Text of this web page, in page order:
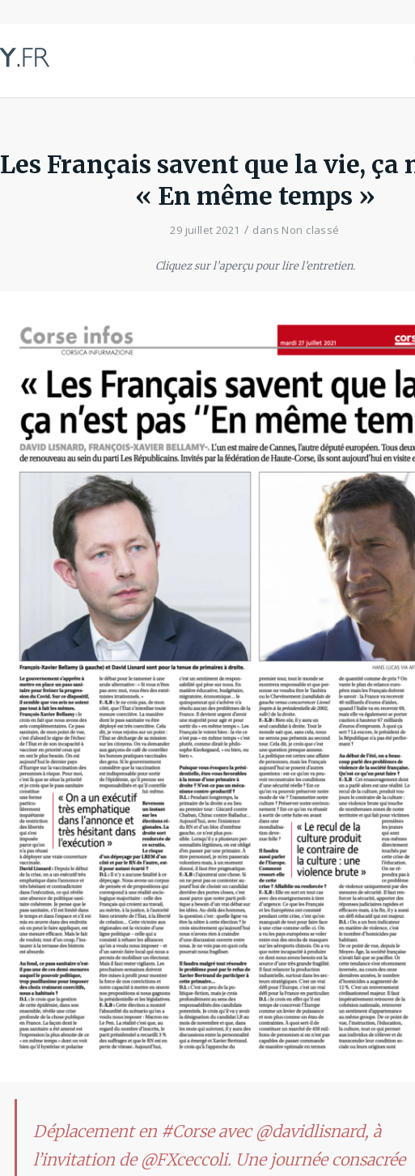
Les Français savent que la vie, ça
« En même temps »
29 juillet 2021 / dans Non classé
Cliquez sur l’aperçu pour lire l’entretien.
Déplacement en #Corseavec @davidlisnard, à
l’invitation de @FXceccoli. Une journée consacrée